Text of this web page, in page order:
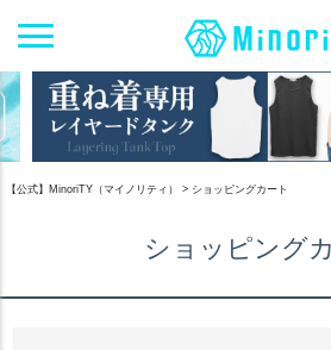
【公式】MinoriTY（マイノリティ） ショッピングカート
ショッピング